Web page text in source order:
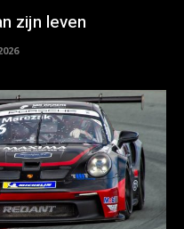
zijn leven